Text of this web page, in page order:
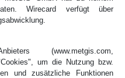
Wirecard verfügt über
(www.metgis.com,
um die Nutzung bzw.
und zusätzliche Funktionen